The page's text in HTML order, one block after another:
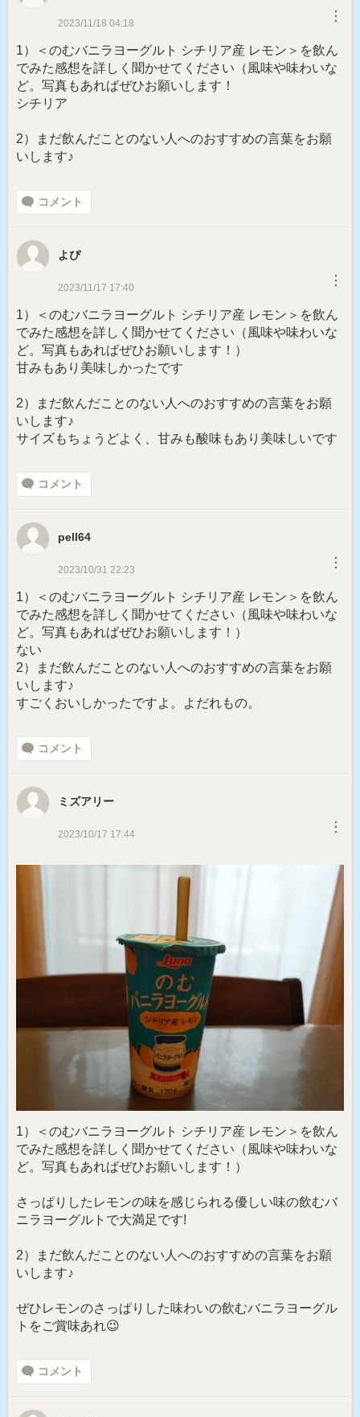
2023/11/18 04:18 ︙
1）＜のむバニラヨーグルト シチリア産 レモン＞を飲ん
でみた感想を詳しく聞かせてください（風味や味わいな
ど。写真もあればぜひお願いします！
シチリア
2）まだ飲んだことのない人へのおすすめの言葉をお願
いします♪
コメント
よぴ
2023/11/17 17:40 ︙
1）＜のむバニラヨーグルト シチリア産 レモン＞を飲ん
でみた感想を詳しく聞かせてください（風味や味わいな
ど。写真もあればぜひお願いします！）
甘みもあり美味しかったです
2）まだ飲んだことのない人へのおすすめの言葉をお願
いします♪
サイズもちょうどよく、甘みも酸味もあり美味しいです
コメント
pell64
2023/10/31 22:23 ︙
1）＜のむバニラヨーグルト シチリア産 レモン＞を飲ん
でみた感想を詳しく聞かせてください（風味や味わいな
ど。写真もあればぜひお願いします！）
ない
2）まだ飲んだことのない人へのおすすめの言葉をお願
いします♪
すごくおいしかったですよ。よだれもの。
コメント
ミズアリー
2023/10/17 17:44 ︙
1）＜のむバニラヨーグルト シチリア産 レモン＞を飲ん
でみた感想を詳しく聞かせてください（風味や味わいな
ど。写真もあればぜひお願いします！）
さっぱりしたレモンの味を感じられる優しい味の飲むバ
ニラヨーグルトで大満足です!
2）まだ飲んだことのない人へのおすすめの言葉をお願
いします♪
ぜひレモンのさっぱりした味わいの飲むバニラヨーグル
トをご賞味あれ😉
コメント